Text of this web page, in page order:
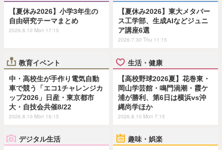
【夏休み2026】小学3年生の
自由研究テーマまとめ
2026.8.10 Mon 17:15
【夏休み2026】東大メタバー
ス工学部、生成AIなどジュニ
ア講座6選
2026.7.30 Thu 11:15
教育イベント
中・高校生が手作り電気自動
車で競う「エコ1チャレンジカ
ップ2026」日産・東京都市
大・自技会共催8/22
2026.8.10 Mon 16:15
生活・健康
【高校野球2026夏】花巻東・
岡山学芸館・鳴門渦潮・霞ケ
浦が勝利、第6日は横浜vs沖
縄尚学ほか
2026.8.10 Mon 7:15
デジタル生活 趣味・娯楽